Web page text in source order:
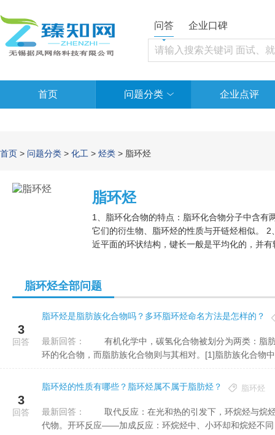
问答 企业口碑
首页 问题分类 企业点评
首页 > 问题分类 > 化工 > 烃类 > 脂环烃
脂环烃
1、脂环化合物的特点：脂环化合物分子中含有
它们的衍生物、脂环烃的性质与开链烃相似。
近平面的环状结构，键长一般是平均化的，并
的性质相
脂环烃全部问题
3
回答
脂环烃是脂肪族化合物吗？多环脂环烃命名方法是怎样的？
最新回答：
环的化合物，而脂肪族化合物则与其相对。[1]脂肪族化合物
3
回答
脂环烃的性质有哪些？脂环烃属不属于脂肪烃？ 脂环烃
最新回答：
代物。开环反应——加成反应：环烷烃中、小环却和烷烃不